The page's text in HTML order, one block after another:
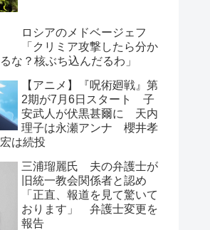
ロシアのメドベージェフ
「クリミア攻撃したら分か
るな？核ぶち込んだるわ」
【アニメ】『呪術廻戦』第
2期が7月6日スタート 子
安武人が伏黒甚爾に 天内
理子は永瀬アンナ 櫻井孝
宏は続投
三浦瑠麗氏 夫の弁護士が
旧統一教会関係者と認め
「正直、報道を見て驚いて
おります」 弁護士変更を
報告